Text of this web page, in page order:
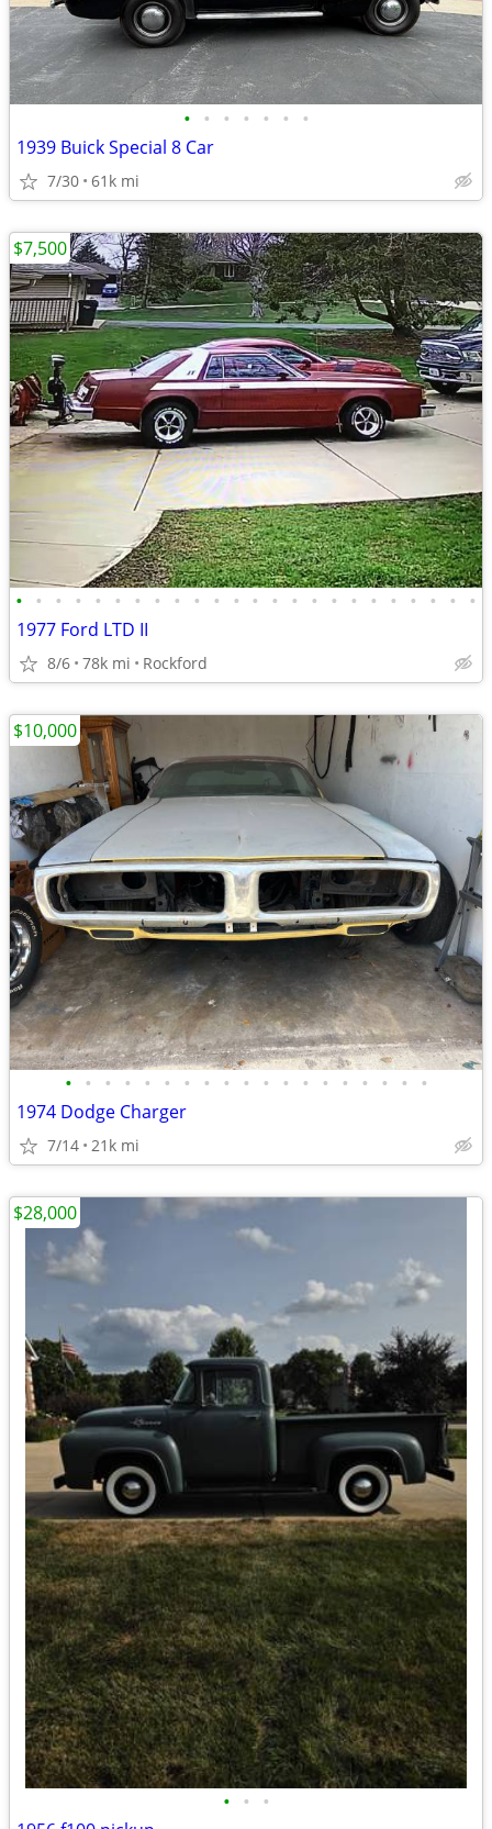
• • • • • • •
1939 Buick Special 8 Car
7/30 61k mi
• • • • • • • • • • • • • • • • • • • • • • • •
1977 Ford LTD II
8/6 78k mi Rockford
$7,500
• • • • • • • • • • • • • • • • • • •
1974 Dodge Charger
7/14 21k mi
$10,000
• • •
$28,000